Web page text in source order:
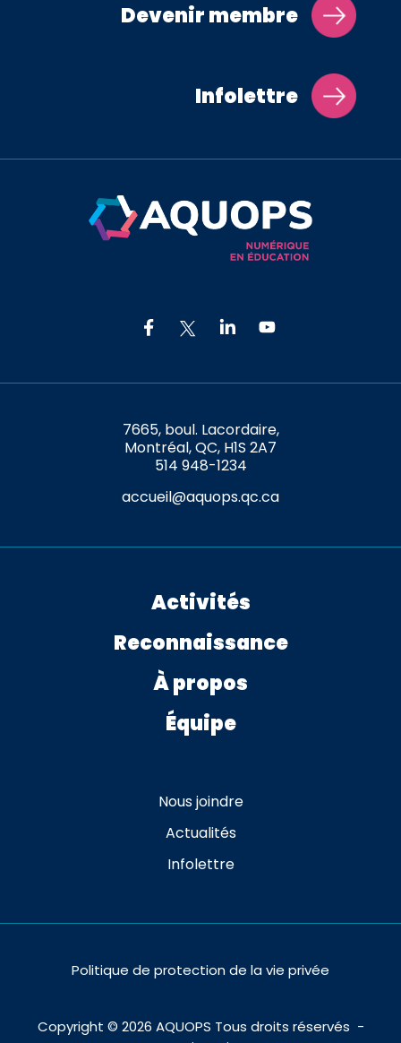
Devenir membre
Infolettre
7665, boul. Lacordaire,
Montréal, QC, H1S 2A7
514 948-1234
accueil@aquops.qc.ca
Activités
Reconnaissance
À propos
Équipe
Nous joindre
Actualités
Infolettre
Politique de protection de la vie privée
Copyright © 2026 AQUOPS Tous droits réservés -